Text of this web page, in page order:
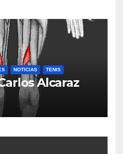
NOTICIAS TENIS
Alcaraz